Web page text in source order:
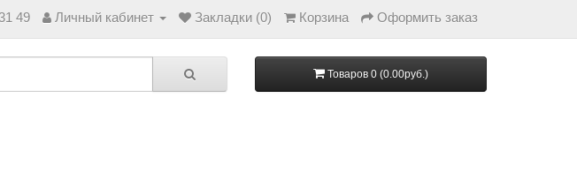
49 Личный кабинет Закладки (0) Корзина Оформить заказ
Товаров 0 (0.00руб.)